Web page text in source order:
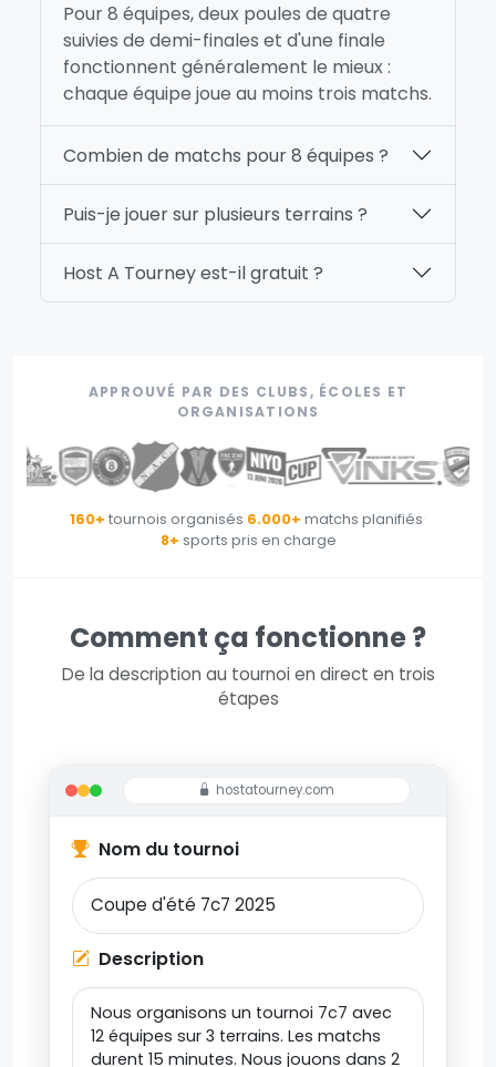
Pour 8 équipes, deux poules de quatre
suivies de demi-finales et d'une finale
fonctionnent généralement le mieux :
chaque équipe joue au moins trois matchs.
Combien de matchs pour 8 équipes ?
Puis-je jouer sur plusieurs terrains ?
Host A Tourney est-il gratuit ?
APPROUVÉ PAR DES CLUBS, ÉCOLES ET
ORGANISATIONS
160+ tournois organisés·6.000+ matchs planifiés·
8+ sports pris en charge
Comment ça fonctionne ?
De la description au tournoi en direct en trois
étapes
hostatourney.com
Nom du tournoi
Description